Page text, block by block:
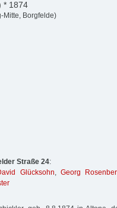
* 1874
Mitte, Borgfelde)
Straße 24:
Glücksohn,Georg